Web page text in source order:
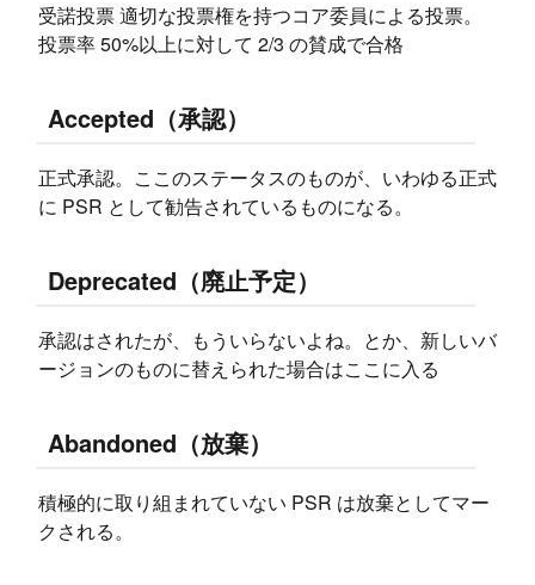
受諾投票 適切な投票権を持つコア委員による投票。
投票率 50%以上に対して 2/3 の賛成で合格
Accepted（承認）
正式承認。ここのステータスのものが、いわゆる正式
に PSR として勧告されているものになる。
Deprecated（廃止予定）
承認はされたが、もういらないよね。とか、新しいバ
ージョンのものに替えられた場合はここに入る
Abandoned（放棄）
積極的に取り組まれていない PSR は放棄としてマー
クされる。